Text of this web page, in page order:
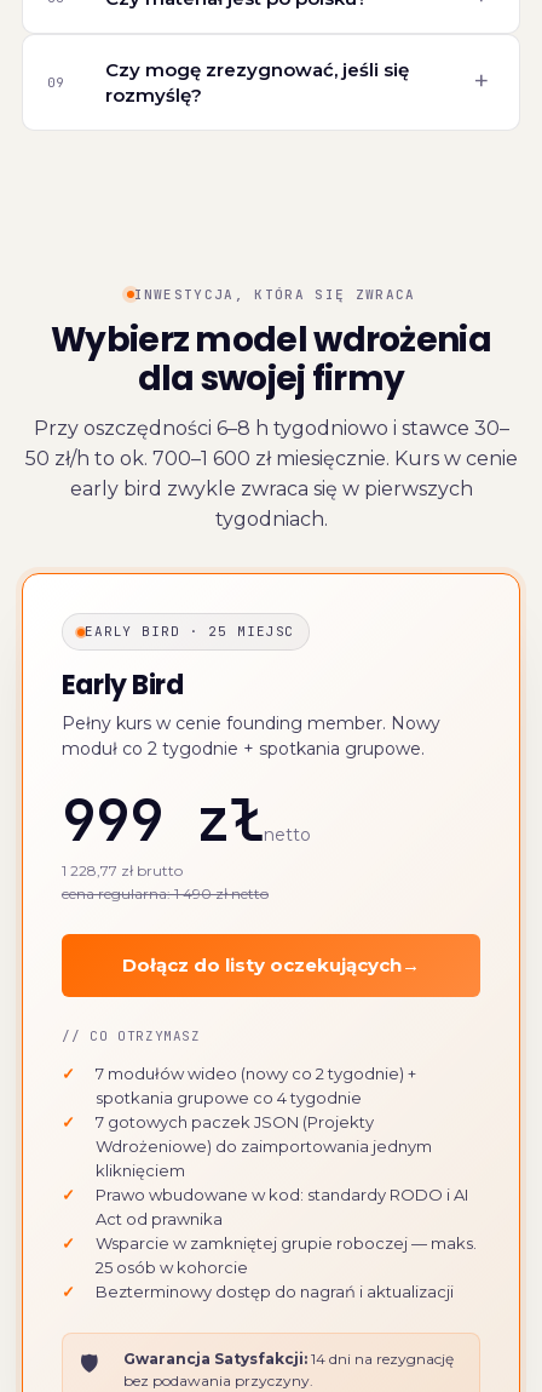
09
Czy mogę zrezygnować, jeśli się
rozmyślę?
+
INWESTYCJA, KTÓRA SIĘ ZWRACA
Wybierz model wdrożenia
dla swojej firmy
Przy oszczędności 6–8 h tygodniowo i stawce 30–
50 zł/h to ok. 700–1 600 zł miesięcznie. Kurs w cenie
early bird zwykle zwraca się w pierwszych
tygodniach.
EARLY BIRD · 25 MIEJSC
Early Bird
Pełny kurs w cenie founding member. Nowy
moduł co 2 tygodnie + spotkania grupowe.
999 złnetto
1 228,77 zł brutto
cena regularna: 1 490 zł netto
Dołącz do listy oczekujących→
// CO OTRZYMASZ
✓
7 modułów wideo (nowy co 2 tygodnie) +
spotkania grupowe co 4 tygodnie
✓
7 gotowych paczek JSON (Projekty
Wdrożeniowe) do zaimportowania jednym
kliknięciem
✓
Prawo wbudowane w kod: standardy RODO i AI
Act od prawnika
✓
Wsparcie w zamkniętej grupie roboczej — maks.
25 osób w kohorcie
✓
Bezterminowy dostęp do nagrań i aktualizacji
🛡 Gwarancja Satysfakcji:14 dni na rezygnację
bez podawania przyczyny.